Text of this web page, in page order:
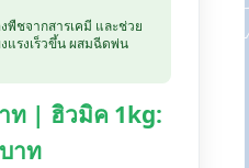
ชจากสารเคมี และช่วย
รงเร็วขึ้น ผสมฉีดพ่น
ท | ฮิวมิค 1kg:
าท